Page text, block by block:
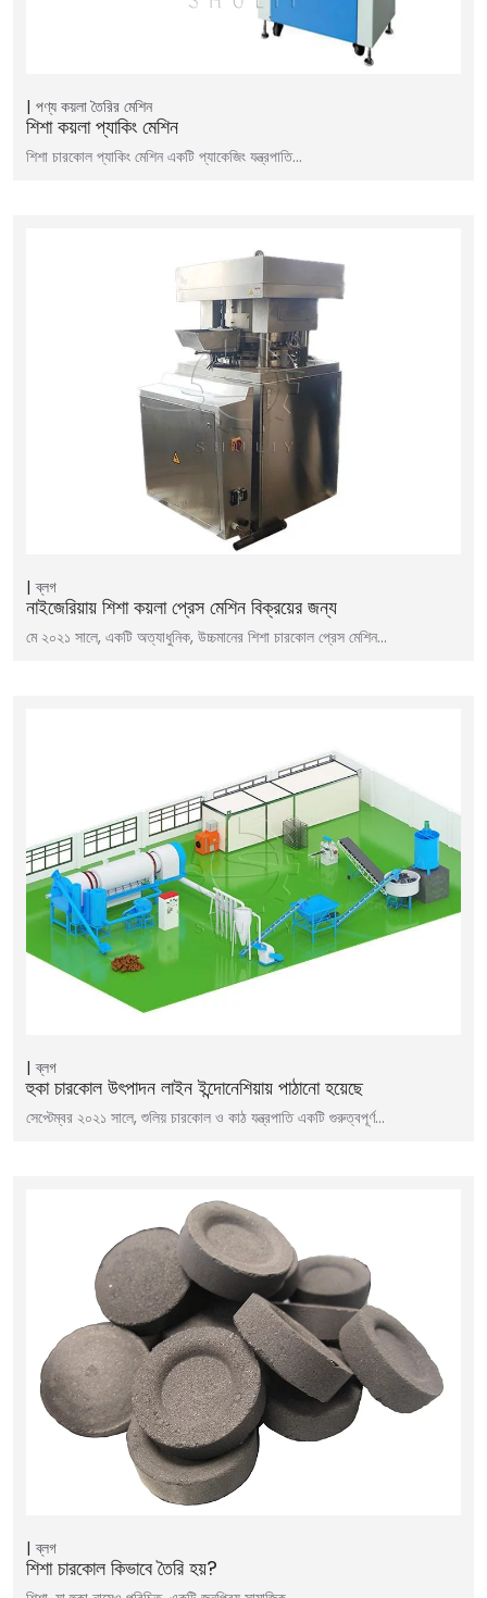
পণ্য কয়লা তৈরির মেশিন
শিশা কয়লা প্যাকিং মেশিন
শিশা চারকোল প্যাকিং মেশিন একটি প্যাকেজিং যন্ত্রপাতি…
ব্লগ
নাইজেরিয়ায় শিশা কয়লা প্রেস মেশিন বিক্রয়ের জন্য
মে ২০২১ সালে, একটি অত্যাধুনিক, উচ্চমানের শিশা চারকোল প্রেস মেশিন…
ব্লগ
হুকা চারকোল উৎপাদন লাইন ইন্দোনেশিয়ায় পাঠানো হয়েছে
সেপ্টেম্বর ২০২১ সালে, শুলিয় চারকোল ও কাঠ যন্ত্রপাতি একটি গুরুত্বপূর্ণ…
ব্লগ
শিশা চারকোল কিভাবে তৈরি হয়?